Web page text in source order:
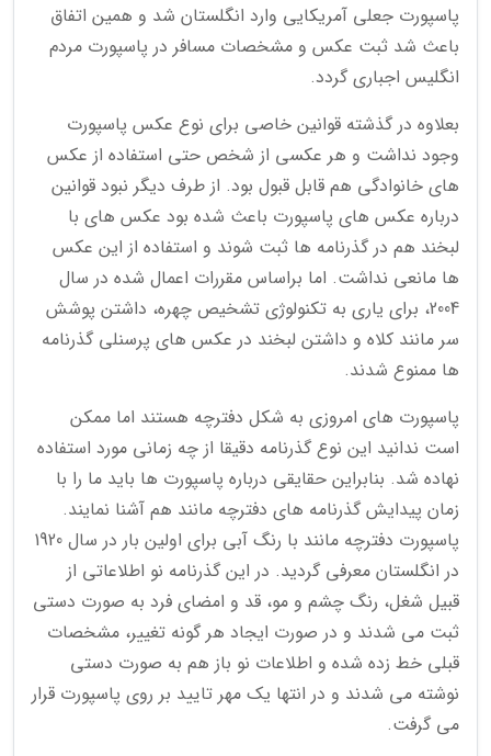
پاسپورت جعلی آمریکایی وارد انگلستان شد و همین اتفاق
باعث شد ثبت عکس و مشخصات مسافر در پاسپورت مردم
انگلیس اجباری گردد.
بعلاوه در گذشته قوانین خاصی برای نوع عکس پاسپورت
وجود نداشت و هر عکسی از شخص حتی استفاده از عکس
های خانوادگی هم قابل قبول بود. از طرف دیگر نبود قوانین
درباره عکس های پاسپورت باعث شده بود عکس های با
لبخند هم در گذرنامه ها ثبت شوند و استفاده از این عکس
ها مانعی نداشت. اما براساس مقررات اعمال شده در سال
2004، برای یاری به تکنولوژی تشخیص چهره، داشتن پوشش
سر مانند کلاه و داشتن لبخند در عکس های پرسنلی گذرنامه
ها ممنوع شدند.
پاسپورت های امروزی به شکل دفترچه هستند اما ممکن
است ندانید این نوع گذرنامه دقیقا از چه زمانی مورد استفاده
نهاده شد. بنابراین حقایقی درباره پاسپورت ها باید ما را با
زمان پیدایش گذرنامه های دفترچه مانند هم آشنا نمایند.
پاسپورت دفترچه مانند با رنگ آبی برای اولین بار در سال 1920
در انگلستان معرفی گردید. در این گذرنامه نو اطلاعاتی از
قبیل شغل، رنگ چشم و مو، قد و امضای فرد به صورت دستی
ثبت می شدند و در صورت ایجاد هر گونه تغییر، مشخصات
قبلی خط زده شده و اطلاعات نو باز هم به صورت دستی
نوشته می شدند و در انتها یک مهر تایید بر روی پاسپورت قرار
می گرفت.